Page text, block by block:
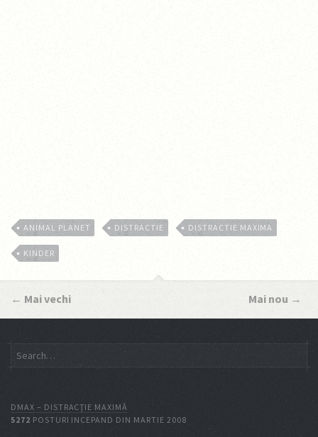
ANIMAL PLANET DISTRACTIE DISTRACTIE MAXIMA
KINDER
← Mai vechi Mai nou →
DMAX – DISTRACŢIE MAXIMĂ
5272 POSTURI INCEPAND DIN MARTIE 2008